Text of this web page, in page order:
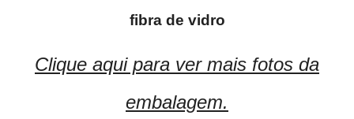
fibra de vidro
Clique aqui para ver mais fotos da
embalagem.